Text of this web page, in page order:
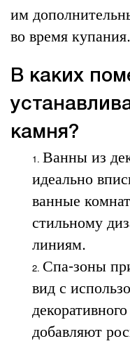
им
во время купания.
В каких
камня?
Ванны из
идеально
ванные
стильному
линиям.
Спа-зоны
вид с
добавляют